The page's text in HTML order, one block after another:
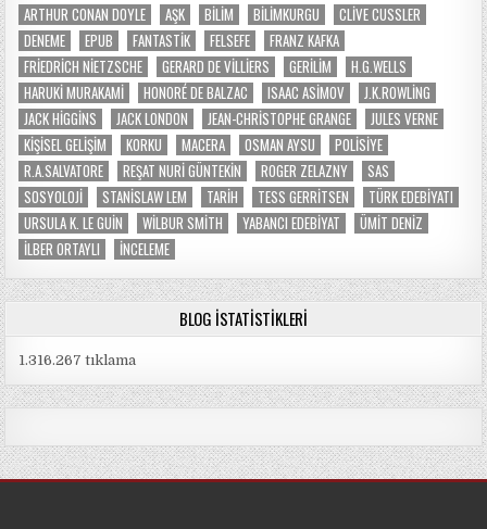
ARTHUR CONAN DOYLE
AŞK BILIM BILIMKURGU
CLIVE CUSSLER
DENEME
EPUB FANTASTIK FELSEFE
FRANZ KAFKA
FRIEDRICH NIETZSCHE
GERARD DE VILLIERS GERILIM
H.G.WELLS
HARUKI MURAKAMI
HONORÉ DE BALZAC ISAAC ASIMOV
J.K.ROWLING
JACK HIGGINS
JACK LONDON JEAN-CHRISTOPHE GRANGE
JULES VERNE
KIŞISEL GELIŞIM
KORKU MACERA OSMAN AYSU
POLISIYE
R.A.SALVATORE
REŞAT NURI GÜNTEKIN ROGER ZELAZNY
SAS
SOSYOLOJI
STANISLAW LEM TARIH TESS GERRITSEN
TÜRK EDEBIYATI
URSULA K. LE GUIN
WILBUR SMITH YABANCI EDEBIYAT
ÜMIT DENIZ
İLBER ORTAYLI
İNCELEME
BLOG İSTATISTIKLERI
1.316.267 tıklama